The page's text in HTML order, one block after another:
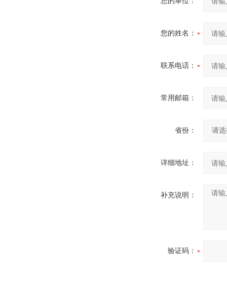
您的姓名：
联系电话：
常用邮箱：
省份：
详细地址：
补充说明：
验证码：